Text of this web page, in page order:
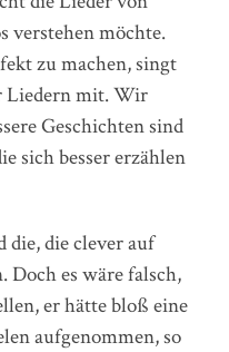
verstehen möchte.
zu machen, singt
Liedern mit. Wir
Geschichten sind
sich besser erzählen
die, die clever auf
es wäre falsch,
er hätte bloß eine
aufgenommen, so